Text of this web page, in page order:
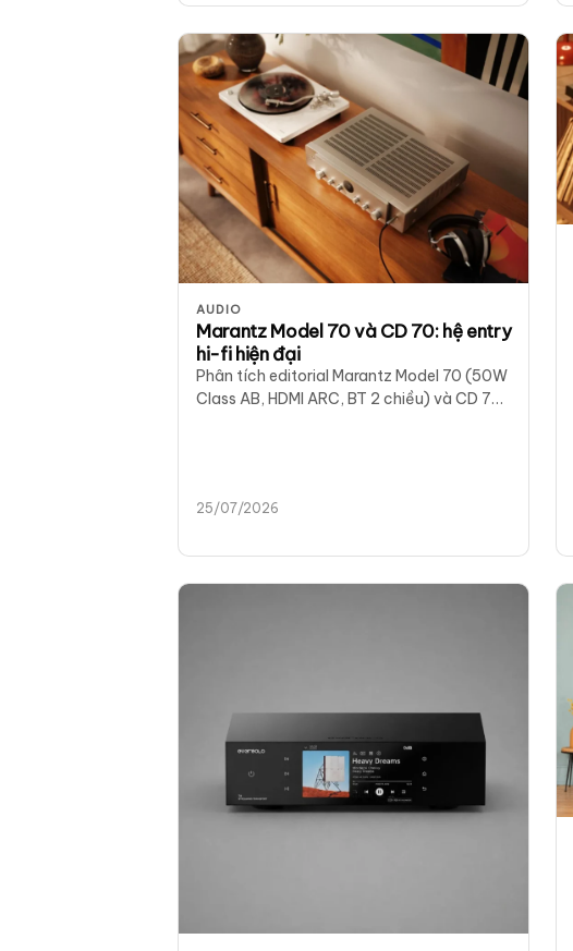
AUDIO
Marantz Model 70 và CD 70: hệ entry
hi-fi hiện đại
Phân tích editorial Marantz Model 70 (50W
Class AB, HDMI ARC, BT 2 chiều) và CD 70
25/07/2026